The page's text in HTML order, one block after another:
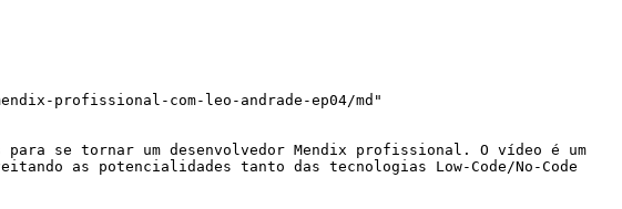
profissional-com-leo-andrade-ep04/md"
se tornar um desenvolvedor Mendix profissional. O vídeo é um
as potencialidades tanto das tecnologias Low-Code/No-Code